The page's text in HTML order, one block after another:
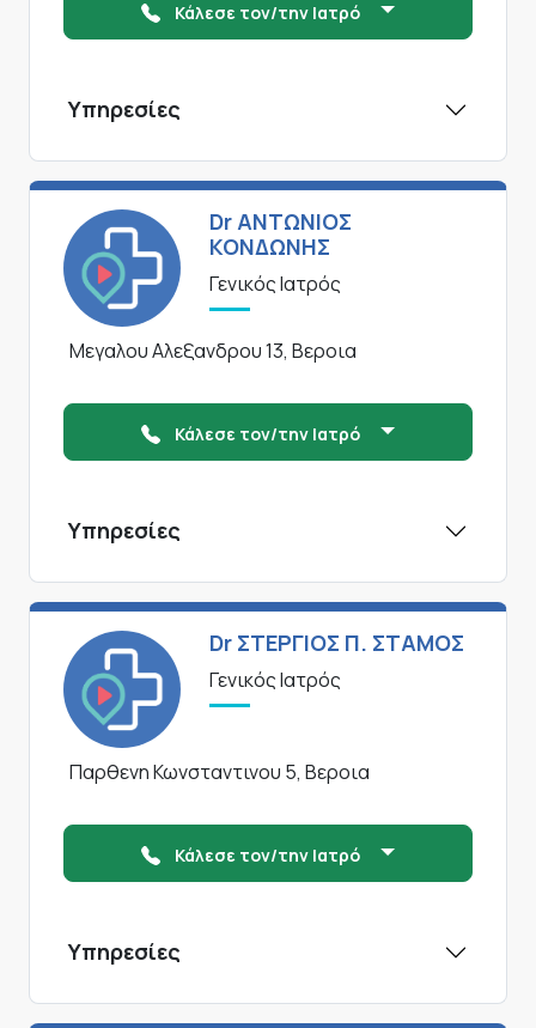
Κάλεσε τον/την Ιατρό
Υπηρεσίες
Dr ΑΝΤΩΝΙΟΣ
ΚΟΝΔΩΝΗΣ
Γενικός Ιατρός
Μεγαλου Αλεξανδρου 13, Βεροια
Κάλεσε τον/την Ιατρό
Υπηρεσίες
Dr ΣΤΕΡΓΙΟΣ Π. ΣΤΑΜΟΣ
Γενικός Ιατρός
Παρθενη Κωνσταντινου 5, Βεροια
Κάλεσε τον/την Ιατρό
Υπηρεσίες